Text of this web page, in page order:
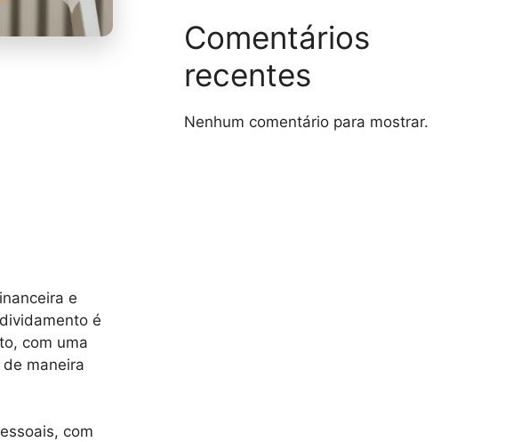
e
é
com uma
maneira
com
Comentários
recentes
Nenhum comentário para mostrar.